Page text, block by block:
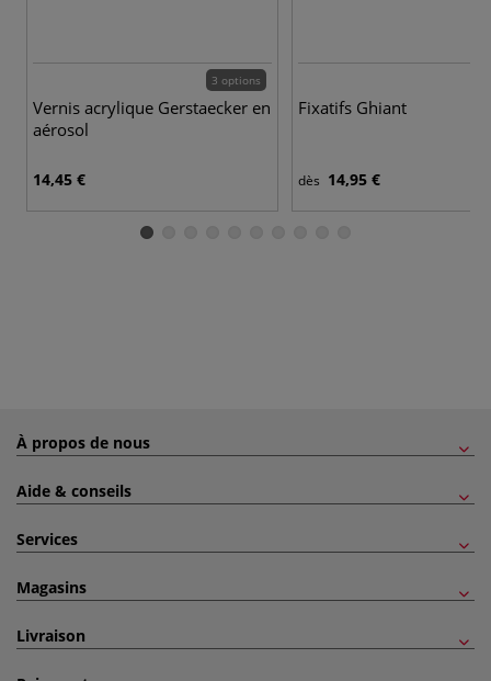
3 options
Vernis acrylique Gerstaecker en
aérosol
14,45 €
Fixatifs Ghiant
dès 14,95 €
À propos de nous
Aide & conseils
Services
Magasins
Livraison